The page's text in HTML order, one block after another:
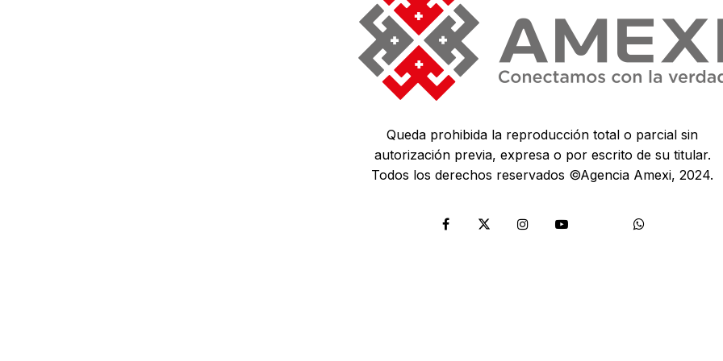
Queda prohibida la reproducción total o parcial sin
autorización previa, expresa o por escrito de su titular.
Todos los derechos reservados ©Agencia Amexi, 2024.